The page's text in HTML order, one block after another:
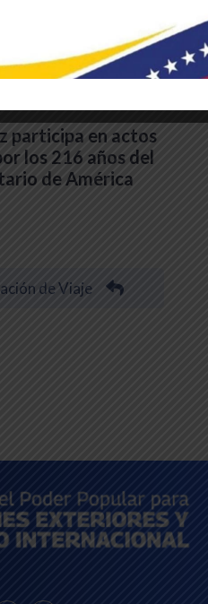
participa en actos
los 216 años del
de América
de Viaje